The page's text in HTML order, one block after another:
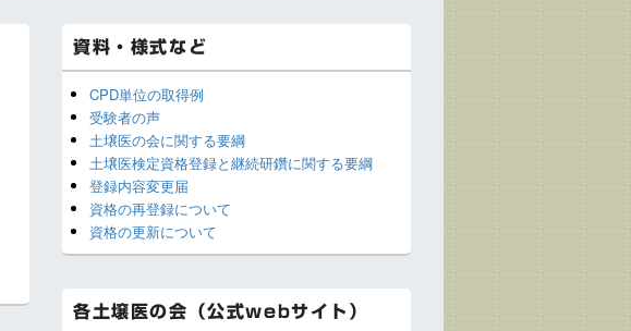
イ
ン
サ
ー
ウ
ィ
ジ
エ
資料・様式など
CPD単位の取得例
受験者の声
土壌医の会に関する要綱
土壌医検定資格登録と継続研鑽に関する要綱
登録内容変更届
資格の再登録について
資格の更新について
各土壌医の会（公式webサイト）